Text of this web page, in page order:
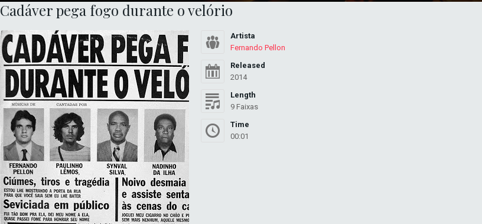
Cadáver pega fogo durante o velório
Artista
Fernando Pellon
Released
2014
Length
9 Faixas
Time
00:01